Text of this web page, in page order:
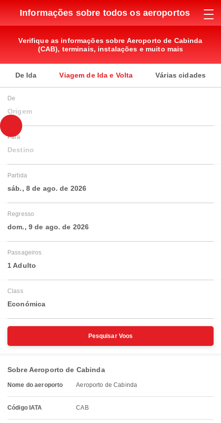
Informações sobre todos os aeroportos
Verifique as informações sobre Aeroporto de Cabinda
(CAB), terminais, instalações e muito mais
De Ida Viagem de Ida e Volta Várias cidades
De
Origem
Para
Destino
Partida
sáb., 8 de ago. de 2026
Regresso
dom., 9 de ago. de 2026
Passageiros
1 Adulto
Class
Económica
Pesquisar Voos
Sobre Aeroporto de Cabinda
Nome do aeroporto Aeroporto de Cabinda
Código IATA CAB